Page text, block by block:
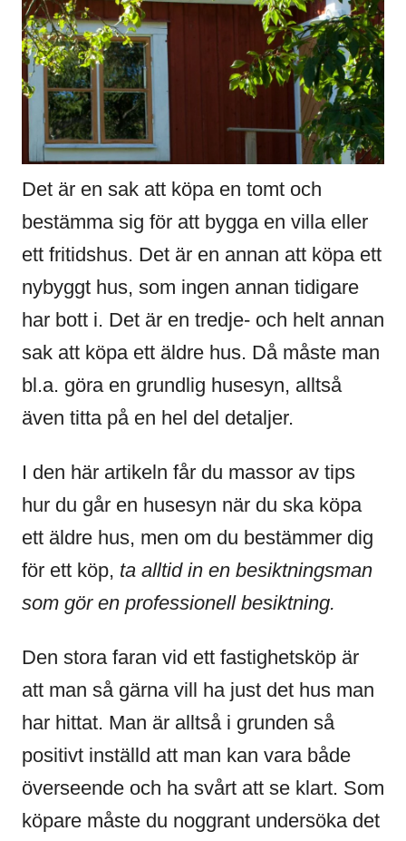
Det är en sak att köpa en tomt och
bestämma sig för att bygga en villa eller
ett fritidshus. Det är en annan att köpa ett
nybyggt hus, som ingen annan tidigare
har bott i. Det är en tredje- och helt annan
sak att köpa ett äldre hus. Då måste man
bl.a. göra en grundlig husesyn, alltså
även titta på en hel del detaljer.
I den här artikeln får du massor av tips
hur du går en husesyn när du ska köpa
ett äldre hus, men om du bestämmer dig
för ett köp, ta alltid in en besiktningsman
som gör en professionell besiktning.
Den stora faran vid ett fastighetsköp är
att man så gärna vill ha just det hus man
har hittat. Man är alltså i grunden så
positivt inställd att man kan vara både
överseende och ha svårt att se klart. Som
köpare måste du noggrant undersöka det